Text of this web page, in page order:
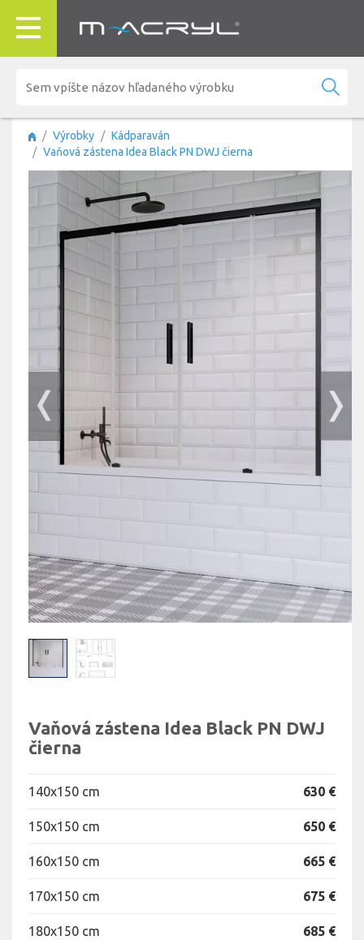
Výrobky
Kádparaván
Vaňová zástena Idea Black PN DWJ čierna
Vaňová zástena Idea Black PN DWJ
čierna
140x150 cm 630 €
150x150 cm 650 €
160x150 cm 665 €
170x150 cm 675 €
180x150 cm 685 €